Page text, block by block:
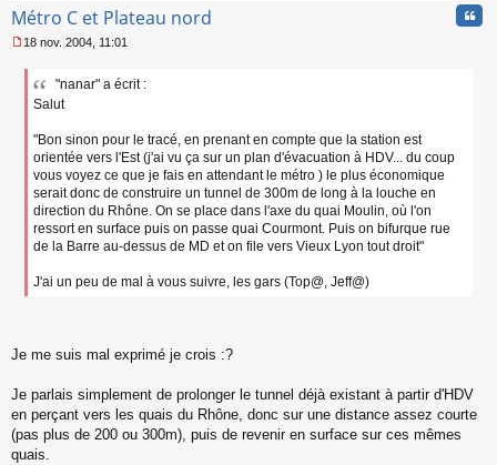
Métro C et Plateau nord
e
18 nov. 2004, 11:01
"nanar" a écrit :
Salut
"Bon sinon pour le tracé, en prenant en compte que la station est
orientée vers l'Est (j'ai vu ça sur un plan d'évacuation à HDV... du coup
vous voyez ce que je fais en attendant le métro ) le plus économique
serait donc de construire un tunnel de 300m de long à la louche en
direction du Rhône. On se place dans l'axe du quai Moulin, où l'on
ressort en surface puis on passe quai Courmont. Puis on bifurque rue
de la Barre au-dessus de MD et on file vers Vieux Lyon tout droit"
J'ai un peu de mal à vous suivre, les gars (Top@, Jeff@)
Je me suis mal exprimé je crois :?
Je parlais simplement de prolonger le tunnel déjà existant à partir d'HDV
en perçant vers les quais du Rhône, donc sur une distance assez courte
(pas plus de 200 ou 300m), puis de revenir en surface sur ces mêmes
quais.